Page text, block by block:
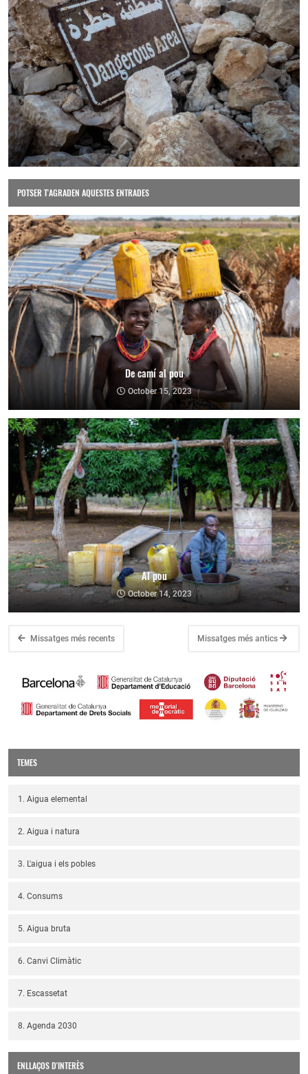
POTSER T'AGRADEN AQUESTES ENTRADES
De camí al pou
October 15, 2023
Al pou
October 14, 2023
Missatges més recents Missatges més antics
TEMES
1. Aigua elemental
2. Aigua i natura
3. L'aigua i els pobles
4. Consums
5. Aigua bruta
6. Canvi Climàtic
7. Escassetat
8. Agenda 2030
ENLLAÇOS D'INTERÈS